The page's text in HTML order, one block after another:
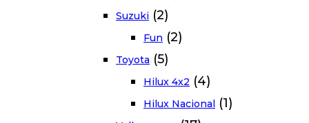
Suzuki (2)
Fun (2)
Toyota (5)
Hilux 4x2 (4)
Hilux Nacional (1)